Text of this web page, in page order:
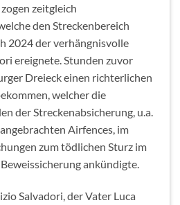
zeitgleich
den Streckenbereich
2024 der verhängnisvolle
ereignete. Stunden zuvor
Dreieck einen richterlichen
welcher die
der Streckenabsicherung, u.a.
Airfences, im
zum tödlichen Sturz im
ankündigte.
Salvadori, der Vater Luca